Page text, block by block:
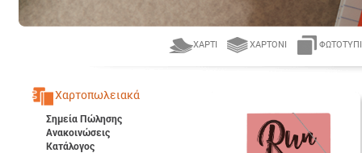
ΧΑΡΤΊ ΧΑΡΤΌΝΙ
Χαρτοπωλειακά
Σημεία Πώλησης
Ανακοινώσεις
Κατάλογος